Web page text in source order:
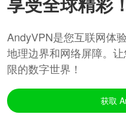
AndyVPN是您互联网体
地理边界和网络屏障。
限的数字世界！
获取